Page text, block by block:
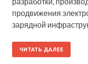
продвижения
зарядной
ЧИТАТЬ ДАЛЕЕ